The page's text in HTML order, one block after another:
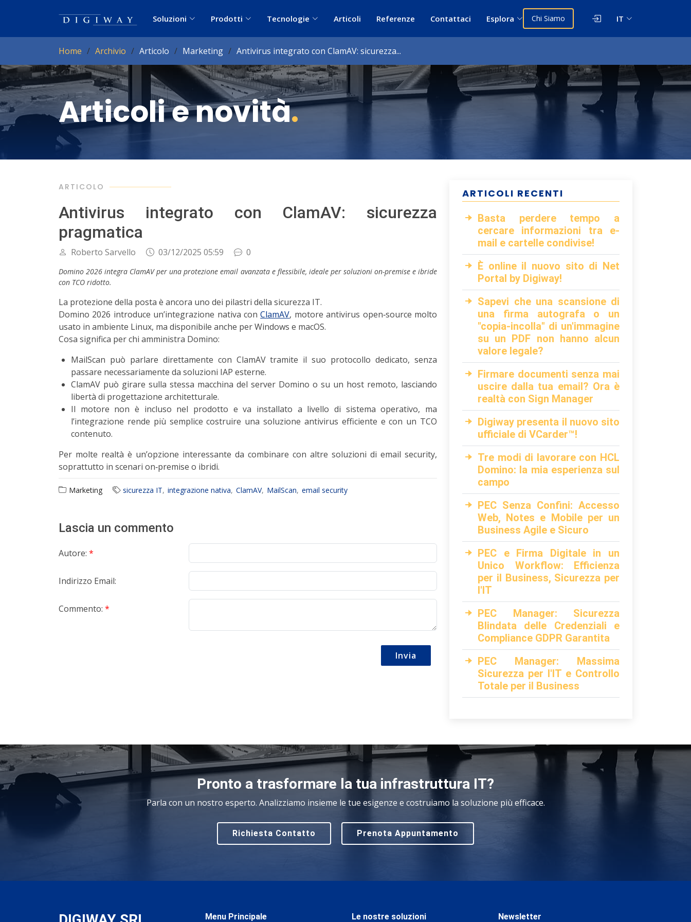
Soluzioni Prodotti Tecnologie Articoli Referenze Contattaci Esplora Chi Siamo IT
Home Archivio Articolo Marketing Antivirus integrato con ClamAV: sicurezza...
Articoli e novità.
ARTICOLO
Antivirus integrato con ClamAV: sicurezza
pragmatica
Roberto Sarvello 03/12/2025 05:59 0
Domino 2026 integra ClamAV per una protezione email avanzata e flessibile, ideale per soluzioni on-premise e ibride
con TCO ridotto.
La protezione della posta è ancora uno dei pilastri della sicurezza IT.
Domino 2026 introduce un’integrazione nativa conClamAV, motore antivirus open‑source molto
usato in ambiente Linux, ma disponibile anche per Windows e macOS.​
Cosa significa per chi amministra Domino:
MailScan può parlare direttamente con ClamAV tramite il suo protocollo dedicato, senza
passare necessariamente da soluzioni IAP esterne.​
ClamAV può girare sulla stessa macchina del server Domino o su un host remoto, lasciando
libertà di progettazione architetturale.​
Il motore non è incluso nel prodotto e va installato a livello di sistema operativo, ma
l’integrazione rende più semplice costruire una soluzione antivirus efficiente e con un TCO
contenuto.​
Per molte realtà è un’opzione interessante da combinare con altre soluzioni di email security,
soprattutto in scenari on‑premise o ibridi.
Marketing sicurezza IT integrazione nativa ClamAV MailScan email security
Lascia un commento
Autore: *
Indirizzo Email:
Commento: *
Invia
ARTICOLI RECENTI
Basta perdere tempo a
cercare informazioni tra e-
mail e cartelle condivise!
È online il nuovo sito di Net
Portal by Digiway!
Sapevi che una scansione di
una firma autografa o un
"copia-incolla" di un'immagine
su un PDF non hanno alcun
valore legale?
Firmare documenti senza mai
uscire dalla tua email? Ora è
realtà con Sign Manager
Digiway presenta il nuovo sito
ufficiale di VCarder™!
Tre modi di lavorare con HCL
Domino: la mia esperienza sul
campo
PEC Senza Confini: Accesso
Web, Notes e Mobile per un
Business Agile e Sicuro
PEC e Firma Digitale in un
Unico Workflow: Efficienza
per il Business, Sicurezza per
l'IT
PEC Manager: Sicurezza
Blindata delle Credenziali e
Compliance GDPR Garantita
PEC Manager: Massima
Sicurezza per l'IT e Controllo
Totale per il Business
Pronto a trasformare la tua infrastruttura IT?
Parla con un nostro esperto. Analizziamo insieme le tue esigenze e costruiamo la soluzione più efficace.
Richiesta Contatto Prenota Appuntamento
Menu Principale
Le nostre soluzioni
Newsletter